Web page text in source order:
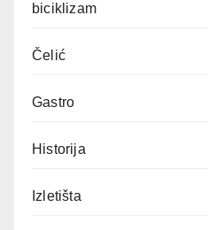
biciklizam
Čelić
Gastro
Historija
Izletišta